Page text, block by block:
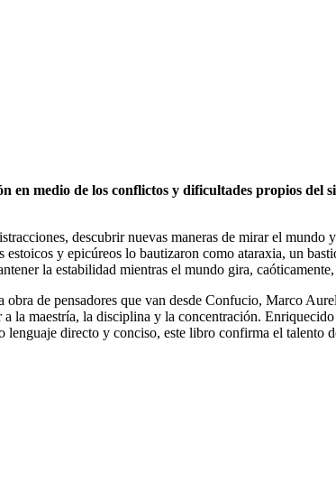
en medio de los conflictos y dificultades propios del
descubrir nuevas maneras de mirar el mundo
y epicúreos lo bautizaron como ataraxia, un
la estabilidad mientras el mundo gira, caóticamente,
de pensadores que van desde Confucio, Marco
maestría, la disciplina y la concentración.
directo y conciso, este libro confirma el talento